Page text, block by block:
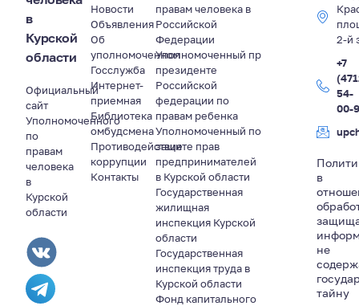
в
Курской
области
Официальный
сайт
Уполномоченного
по
правам
человека
в
Курской
области
Новости
Объявления
Об
уполномоченном
Госслужба
Интернет-
приемная
Библиотека
омбудсмена
Противодействие
коррупции
Контакты
правам человека в
Российской
Федерации
Уполномоченный пр
президенте
Российской
федерации по
правам ребенка
Уполномоченный по
защите прав
предпринимателей
в Курской области
Государственная
жилищная
инспекция Курской
области
Государственная
инспекция труда в
Курской области
Фонд капитального
2-й
+7
54-
00-
в
не
тайну